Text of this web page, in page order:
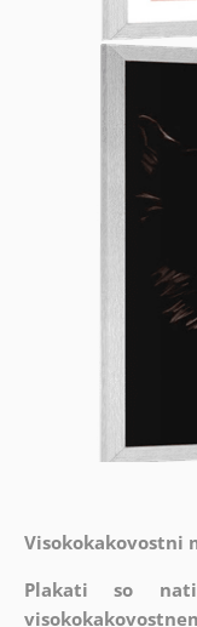
Visokokakovostni
Plakati so